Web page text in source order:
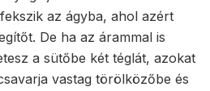
az ágyba, ahol azért
De ha az árammal is
a sütőbe két téglát, azokat
vastag törölközőbe és